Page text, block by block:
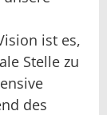
ist es,
Stelle zu
des